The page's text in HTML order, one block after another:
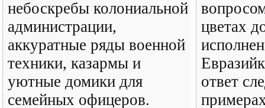
небоскребы колониальной
администрации,
аккуратные ряды военной
техники, казармы и
уютные домики для
семейных офицеров.
цветах
ответ